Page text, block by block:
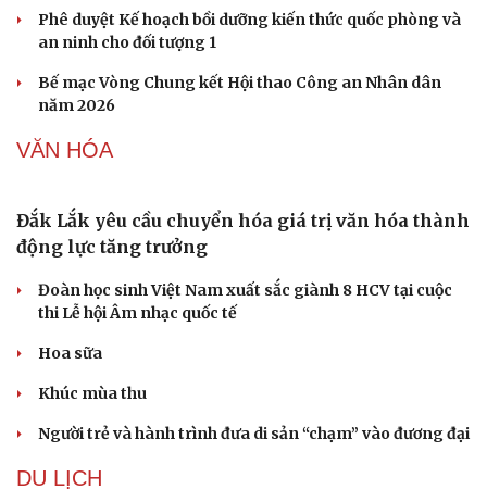
Mỹ duy trì sức mạnh tiêm kích F-22 tại Trung
Đông bằng “mạch máu” KC-135
Khủng hoảng tên lửa Patriot đẩy NATO vào thế lưỡng
nan chiến lược
Mỹ bác thông tin thiếu hụt đạn dược sau nhiều tháng
giao tranh với Iran
Phê duyệt Kế hoạch bồi dưỡng kiến thức quốc phòng và